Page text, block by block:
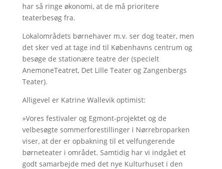
har så ringe økonomi, at de må prioritere
teaterbesøg fra.
Lokalområdets børnehaver m.v. ser dog teater, men
det sker ved at tage ind til Københavns centrum og
besøge de stationære teatre der (specielt
AnemoneTeatret, Det Lille Teater og Zangenbergs
Teater).
Alligevel er Katrine Wallevik optimist:
»Vores festivaler og Egmont-projektet og de
velbesøgte sommerforestillinger i Nørrebroparken
viser, at der er opbakning til et velfungerende
børneteater i området. Samtidig har vi indgået et
godt samarbejde med det nye Kulturhuset i den